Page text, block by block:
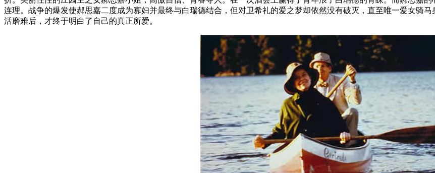
连理。战争的爆发使郝思嘉二度成为寡妇并最终与白瑞德结合，但对卫希礼的爱之梦却依然没有破灭，直至唯一爱女骑
活磨难后，才终于明白了自己的真正所爱。